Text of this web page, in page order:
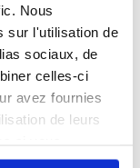
Nous
sur l'utilisation de
sociaux, de
celles-ci
avez fournies
de leurs